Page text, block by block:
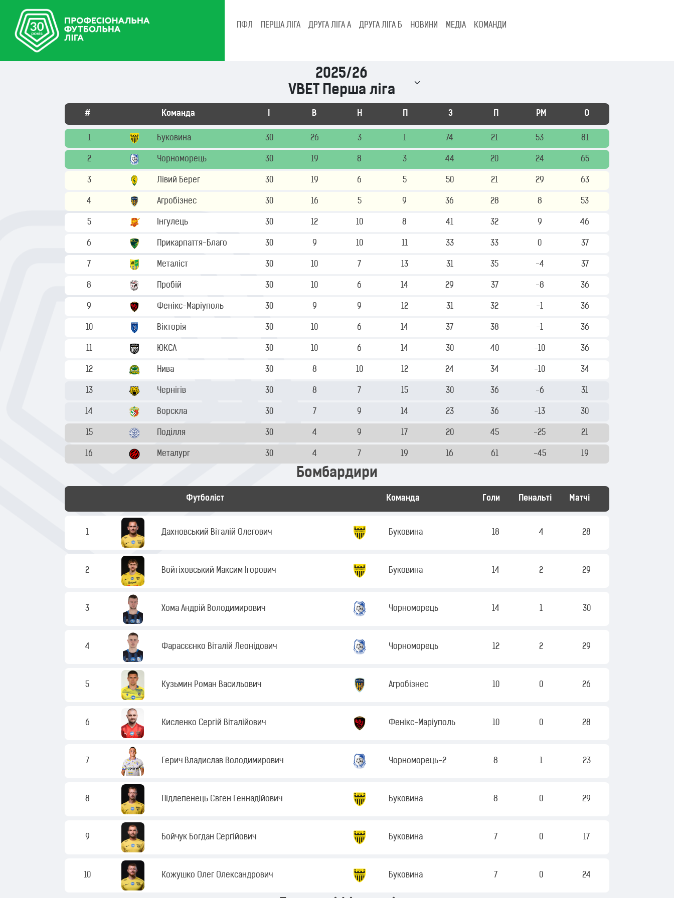
ПФЛ ПЕРША ЛІГА ДРУГА ЛІГА А ДРУГА ЛІГА Б НОВИНИ МЕДІА КОМАНДИ
2025/26
VBET Перша ліга
# Команда В Н З РМ О
1 Буковина 30 26 3 1 74 21 53 81
2 Чорноморець 30 19 8 3 44 20 24 65
3 Лівий Берег 30 19 6 5 50 21 29 63
4 Агробізнес 30 16 5 9 36 28 8 53
5 Інгулець 30 12 10 8 41 32 9 46
6 Прикарпаття-Благо 30 9 10 11 33 33 0 37
7 Металіст 30 10 7 13 31 35 -4 37
8 Пробій 30 10 6 14 29 37 -8 36
9 Фенікс-Маріуполь 30 9 9 12 31 32 -1 36
10 Вікторія 30 10 6 14 37 38 -1 36
11 ЮКСА 30 10 6 14 30 40 -10 36
12 Нива 30 8 10 12 24 34 -10 34
13 Чернігів 30 8 7 15 30 36 -6 31
14 Ворскла 30 7 9 14 23 36 -13 30
15 Поділля 30 4 9 17 20 45 -25 21
16 Металург 30 4 7 19 16 61 -45 19
Бомбардири
Футболіст Команда Голи Пенальті Матчі
1 Дахновський Віталій Олегович Буковина 18 4 28
2 Войтіховський Максим Ігорович Буковина 14 2 29
3 Хома Андрій Володимирович Чорноморець 14 1 30
4 Фарасєєнко Віталій Леонідович Чорноморець 12 2 29
5 Кузьмин Роман Васильович Агробізнес 10 0 26
6 Кисленко Сергій Віталійович Фенікс-Маріуполь 10 0 28
7 Герич Владислав Володимирович Чорноморець-2 8 1 23
8 Підлепенець Євген Геннадійович Буковина 8 0 29
9 Бойчук Богдан Сергійович Буковина 7 0 17
10 Кожушко Олег Олександрович Буковина 7 0 24